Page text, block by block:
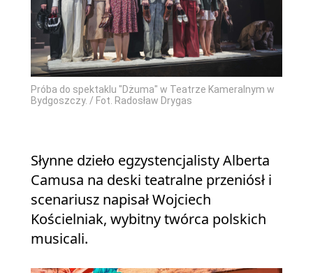
Próba do spektaklu "Dżuma" w Teatrze Kameralnym w
Bydgoszczy. / Fot. Radosław Drygas
Słynne dzieło egzystencjalisty Alberta
Camusa na deski teatralne przeniósł i
scenariusz napisał Wojciech
Kościelniak, wybitny twórca polskich
musicali.